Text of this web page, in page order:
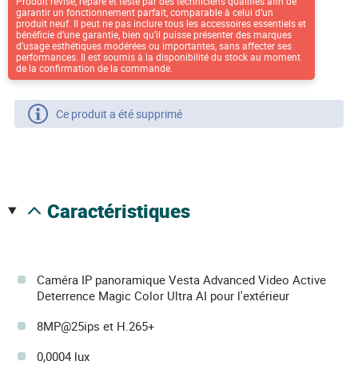
garantir un fonctionnement parfait, comparable à celui d’un
produit neuf. Il peut ne pas inclure tous les accessoires essentiels et
bénéficie d’une garantie, bien qu’il puisse présenter des marques
d’usage esthétiques modérées ou importantes, sans affecter ses
performances. Il est soumis à la disponibilité du stock au moment
de la confirmation de la commande.
Ce produit a été supprimé
caractéristiques
Caméra IP panoramique Vesta Advanced Video Active
Deterrence Magic Color Ultra AI pour l'extérieur
8MP@25ips et H.265+
0,0004 lux